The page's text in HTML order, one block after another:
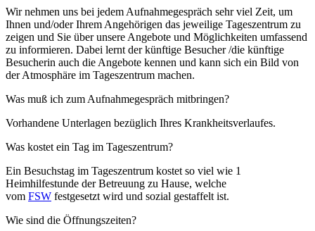
Wir nehmen uns bei jedem Aufnahmegespräch sehr viel Zeit, um
Ihnen und/oder Ihrem Angehörigen das jeweilige Tageszentrum zu
zeigen und Sie über unsere Angebote und Möglichkeiten umfassend
zu informieren. Dabei lernt der künftige Besucher /die künftige
Besucherin auch die Angebote kennen und kann sich ein Bild von
der Atmosphäre im Tageszentrum machen.
Was muß ich zum Aufnahmegespräch mitbringen?
Vorhandene Unterlagen bezüglich Ihres Krankheitsverlaufes.
Was kostet ein Tag im Tageszentrum?
Ein Besuchstag im Tageszentrum kostet so viel wie 1
Heimhilfestunde der Betreuung zu Hause, welche
vom FSW festgesetzt wird und sozial gestaffelt ist.
Wie sind die Öffnungszeiten?